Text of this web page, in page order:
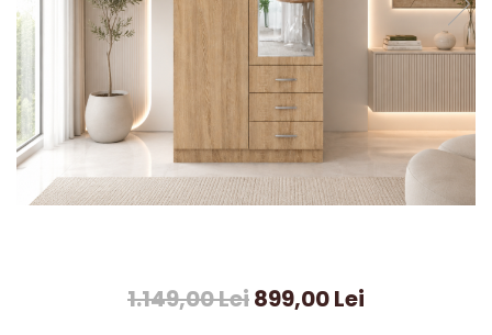
1.149,00 Lei899,00 Lei